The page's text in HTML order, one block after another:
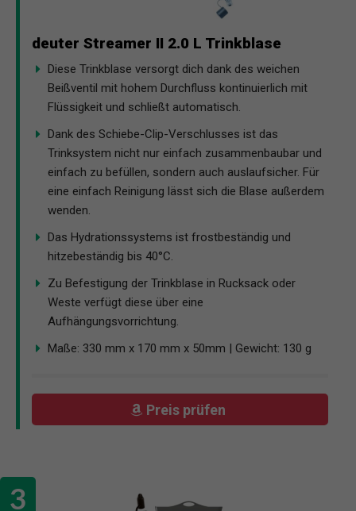
deuter Streamer II 2.0 L Trinkblase
Diese Trinkblase versorgt dich dank des weichen
Beißventil mit hohem Durchfluss kontinuierlich mit
Flüssigkeit und schließt automatisch.
Dank des Schiebe-Clip-Verschlusses ist das
Trinksystem nicht nur einfach zusammenbaubar und
einfach zu befüllen, sondern auch auslaufsicher. Für
eine einfach Reinigung lässt sich die Blase außerdem
wenden.
Das Hydrationssystems ist frostbeständig und
hitzebeständig bis 40°C.
Zu Befestigung der Trinkblase in Rucksack oder
Weste verfügt diese über eine
Aufhängungsvorrichtung.
Maße: 330 mm x 170 mm x 50mm | Gewicht: 130 g
Preis prüfen